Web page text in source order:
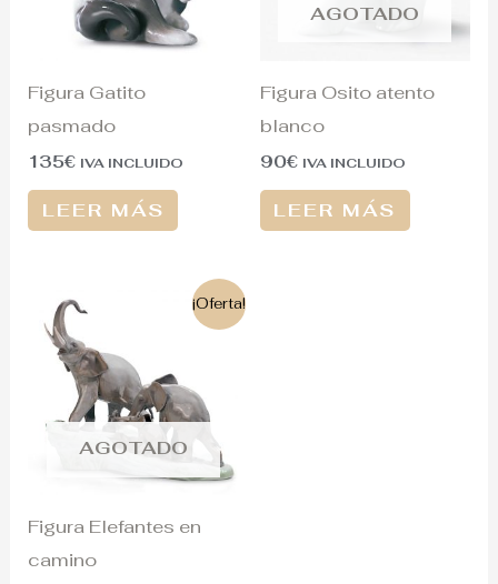
Figura Gatito
pasmado
135€ IVA INCLUIDO
LEER MÁS
AGOTADO
Figura Osito atento
blanco
90€ IVA INCLUIDO
LEER MÁS
¡Oferta!
AGOTADO
Figura Elefantes en
camino
precio
original
era:
825€.
es:
755€.